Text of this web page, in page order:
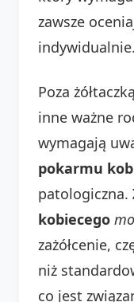
zawsze
indywidualnie.
Poza
inne ważne
wymagają
pokarmu
patologiczna.
kobiecego
zażółcenie,
niż
co jest